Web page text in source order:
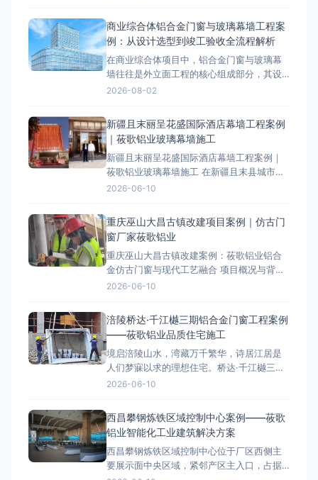
玻璃幕墙工程案例。项目概况与技术要求綦
江区属于山地气候，温差较大，项目对玻璃
幕墙的抗风压、气密性、水密性等性能提出
了较高要求。设计阶段依据相
商业综合体铝合金门窗与玻璃幕墙工程案
例：从设计选型到竣工验收全流程解析
在商业综合体项目中，铝合金门窗与玻璃幕
墙往往是外立面工程的核心组成部分，其设
计选型、材料工艺和施工质量直接决定了建
万平方米商业综合体项目为案例，系统梳理
从设计选型到竣工验收的全流程技术要点，
为同类工程提供参考。 一、项目概述与工程
背景 该项目位于城市核
2026-08-02
新疆且末丽呈花盛国际酒店幕墙工程案例
｜莜歌铝业玻璃幕墙施工
新疆且末丽呈花盛国际酒店幕墙工程案例｜
莜歌铝业玻璃幕墙施工 在新疆且末县城市升
级进程中，一座崭新的地标建筑——丽呈花
能，源自莜歌铝业全程主导的专业玻璃幕墙
工程。本文将从项目设计理念、施工难点到
成果展示，深度解析这一城市新地标的诞生
过程，为类似项目提供参考。如需
2026-06-10
重庆巫山大昌古镇改建项目案例｜仿古门
窗厂家莜歌铝业
重庆巫山大昌古镇改建案例：莜歌铝业铝合
金仿古门窗与现代工艺融合 项目概况与背景
大昌古镇位于重庆巫山县，是一座拥有1700
护的古建筑群，其改建项目对门窗、栏杆及
阳光房施工提出了严格的历史风貌保护要
求。莜歌铝业凭借多年古建门窗研发与施工
经验，承接了本项目的铝合
2026-06-10
涪陵桥达·千江樾三期铝合金门窗工程案例
——莜歌铝业品质住宅施工
境启涪陵山水，湾藏万千繁华，诗居江居是
人们梦寐以求的理想住宅。桥达·千江樾三期
墅境美宅坐落于江南组团核芯区，地处涪陵
商圈。莜歌铝业承建本项目高端铝合金门窗
工程，用专业技术和优质施工服务，焕新城
市居住空间，助力桥达集团打造涪陵改善型
住宅标杆。 莜
2026-06-10
西昌攀钢炼铁区域控制中心案例——莜歌
铝业智能化工业建筑解决方案
西昌攀钢炼铁区域控制中心位于厂区西侧主
要展示面中央区域，紧邻产区主入口，占据